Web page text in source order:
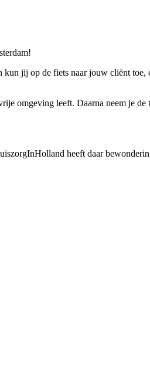
jij op de fiets naar jouw cliënt
omgeving leeft. Daarna neem je
heeft daar